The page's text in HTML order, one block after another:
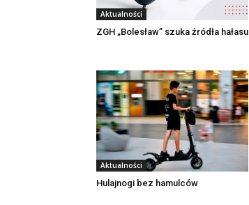
Aktualności
ZGH „Bolesław” szuka źródła hałasu
Aktualności
Hulajnogi bez hamulców